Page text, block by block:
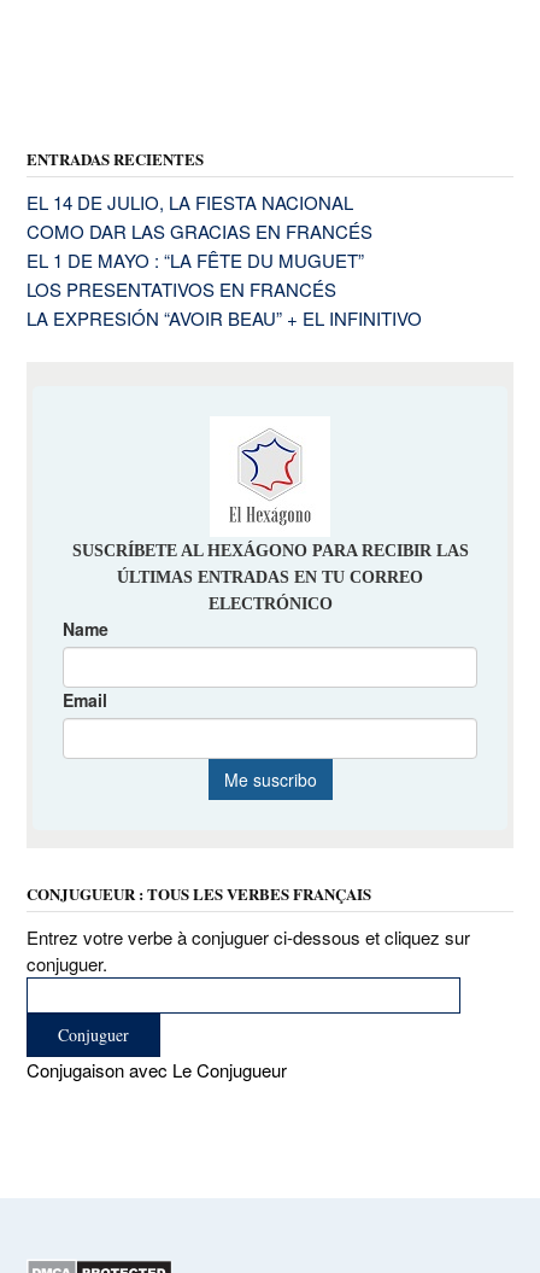
ENTRADAS RECIENTES
EL 14 DE JULIO, LA FIESTA NACIONAL
COMO DAR LAS GRACIAS EN FRANCÉS
EL 1 DE MAYO : “LA FÊTE DU MUGUET”
LOS PRESENTATIVOS EN FRANCÉS
LA EXPRESIÓN “AVOIR BEAU” + EL INFINITIVO
CONJUGUEUR : TOUS LES VERBES FRANÇAIS
Entrez votre verbe à conjuguer ci-dessous et cliquez sur
conjuguer.
Conjugaison avec Le Conjugueur